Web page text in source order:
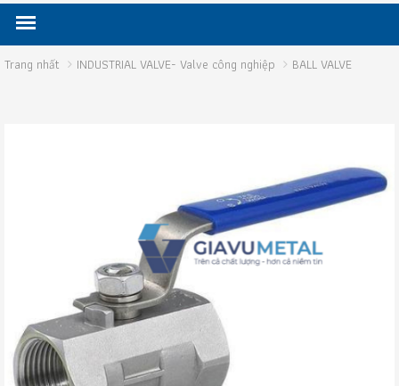
Trang nhất INDUSTRIAL VALVE- Valve công nghiệp BALL VALVE